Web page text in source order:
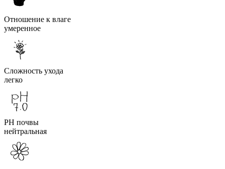
Отношение к влаге
умеренное
Сложность ухода
легко
PH почвы
нейтральная